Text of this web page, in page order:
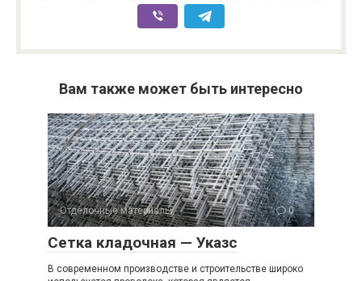
Вам также может быть интересно
Отделочные материалы 0
Сетка кладочная — Указс
В современном производстве и строительстве широко